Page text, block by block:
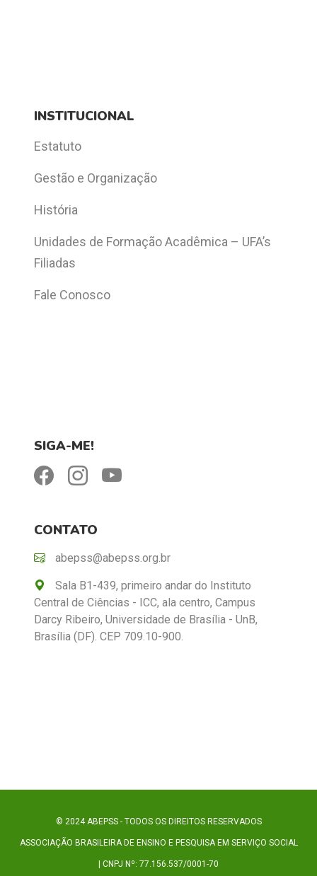
INSTITUCIONAL
Estatuto
Gestão e Organização
História
Unidades de Formação Acadêmica – UFA’s
Filiadas
Fale Conosco
SIGA-ME!
CONTATO
abepss@abepss.org.br
Sala B1-439, primeiro andar do Instituto
Central de Ciências - ICC, ala centro, Campus
Darcy Ribeiro, Universidade de Brasília - UnB,
Brasília (DF). CEP 709.10-900.
© 2024 ABEPSS - TODOS OS DIREITOS RESERVADOS
ASSOCIAÇÃO BRASILEIRA DE ENSINO E PESQUISA EM SERVIÇO SOCIAL
| CNPJ Nº: 77.156.537/0001-70